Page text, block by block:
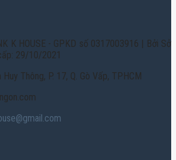
K HOUSE - GPKD số 0317003916 | Bởi Sở
29/10/2021
Thông, P. 17, Q. Gò Vấp, TPHCM